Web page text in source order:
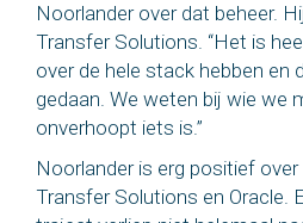
Noorlander over dat beheer.
Transfer Solutions. “Het is
over de hele stack hebben en
gedaan. We weten bij wie we
onverhoopt iets is.”
Noorlander is erg positief
Transfer Solutions en Oracle.